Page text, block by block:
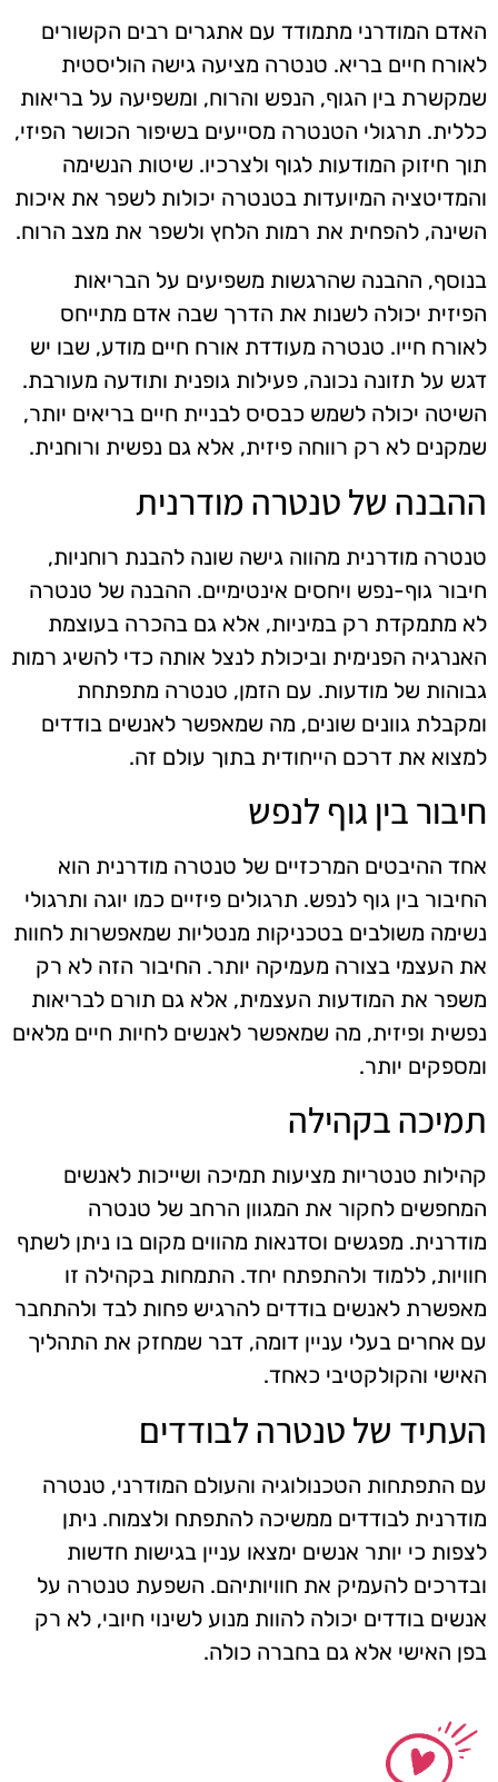
האדם המודרני מתמודד עם אתגרים רבים הקשורים
לאורח חיים בריא. טנטרה מציעה גישה הוליסטית
שמקשרת בין הגוף, הנפש והרוח, ומשפיעה על בריאות
כללית. תרגולי הטנטרה מסייעים בשיפור הכושר הפיזי,
תוך חיזוק המודעות לגוף ולצרכיו. שיטות הנשימה
והמדיטציה המיועדות בטנטרה יכולות לשפר את איכות
השינה, להפחית את רמות הלחץ ולשפר את מצב הרוח.
בנוסף, ההבנה שהרגשות משפיעים על הבריאות
הפיזית יכולה לשנות את הדרך שבה אדם מתייחס
לאורח חייו. טנטרה מעודדת אורח חיים מודע, שבו יש
דגש על תזונה נכונה, פעילות גופנית ותודעה מעורבת.
השיטה יכולה לשמש כבסיס לבניית חיים בריאים יותר,
שמקנים לא רק רווחה פיזית, אלא גם נפשית ורוחנית.
ההבנה של טנטרה מודרנית
טנטרה מודרנית מהווה גישה שונה להבנת רוחניות,
חיבור גוף-נפש ויחסים אינטימיים. ההבנה של טנטרה
לא מתמקדת רק במיניות, אלא גם בהכרה בעוצמת
האנרגיה הפנימית וביכולת לנצל אותה כדי להשיג רמות
גבוהות של מודעות. עם הזמן, טנטרה מתפתחת
ומקבלת גוונים שונים, מה שמאפשר לאנשים בודדים
למצוא את דרכם הייחודית בתוך עולם זה.
חיבור בין גוף לנפש
אחד ההיבטים המרכזיים של טנטרה מודרנית הוא
החיבור בין גוף לנפש. תרגולים פיזיים כמו יוגה ותרגולי
נשימה משולבים בטכניקות מנטליות שמאפשרות לחוות
את העצמי בצורה מעמיקה יותר. החיבור הזה לא רק
משפר את המודעות העצמית, אלא גם תורם לבריאות
נפשית ופיזית, מה שמאפשר לאנשים לחיות חיים מלאים
ומספקים יותר.
תמיכה בקהילה
קהילות טנטריות מציעות תמיכה ושייכות לאנשים
המחפשים לחקור את המגוון הרחב של טנטרה
מודרנית. מפגשים וסדנאות מהווים מקום בו ניתן לשתף
חוויות, ללמוד ולהתפתח יחד. התמחות בקהילה זו
מאפשרת לאנשים בודדים להרגיש פחות לבד ולהתחבר
עם אחרים בעלי עניין דומה, דבר שמחזק את התהליך
האישי והקולקטיבי כאחד.
העתיד של טנטרה לבודדים
עם התפתחות הטכנולוגיה והעולם המודרני, טנטרה
מודרנית לבודדים ממשיכה להתפתח ולצמוח. ניתן
לצפות כי יותר אנשים ימצאו עניין בגישות חדשות
ובדרכים להעמיק את חוויותיהם. השפעת טנטרה על
אנשים בודדים יכולה להוות מנוע לשינוי חיובי, לא רק
בפן האישי אלא גם בחברה כולה.